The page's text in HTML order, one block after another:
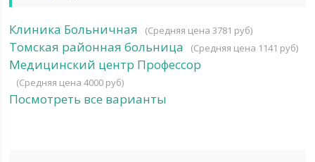
Клиника Больничная (Средняя цена 3781 руб)
Томская районная больница (Средняя цена 1141 руб)
Медицинский центр Профессор
(Средняя цена 4000 руб)
Посмотреть все варианты